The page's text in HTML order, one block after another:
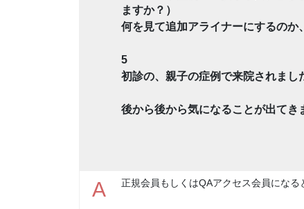
ますか？）
何を見て追加アライナーにするのか
5
初診の、親子の症例で来院されまし
後から後から気になることが出てき
A 正規会員もしくはQAアクセス会員になる